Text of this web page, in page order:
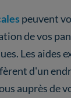
peuvent
de vos
Les aides
d'un
auprès de